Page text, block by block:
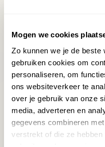
Mogen we cookies
Zo kunnen we je de beste
gebruiken cookies om
personaliseren, om
ons websiteverkeer te
over je gebruik van onze
media, adverteren en
gegevens combineren
verstrekt of die ze
wil je niet
maar ook
een vleugel?
wil je al deze kwaliteit in
CLP-895 het overwegen
Clavinova CLP-885
speakersysteem speciaal
alleen het gevoel, maar
Aantal pedalen
3
Aantal stijlen
Aantal tonen
Pedaal
inbegrepen
Ja
Polyphony
AMADEUS
PIANOKRUK (SKAI
149,00
119,00
slide